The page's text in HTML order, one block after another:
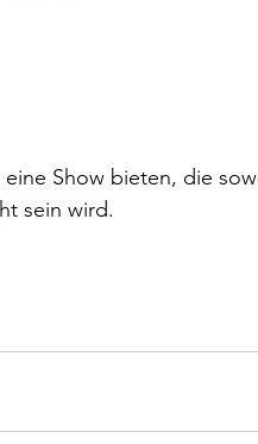
Show bieten, die
sein wird.